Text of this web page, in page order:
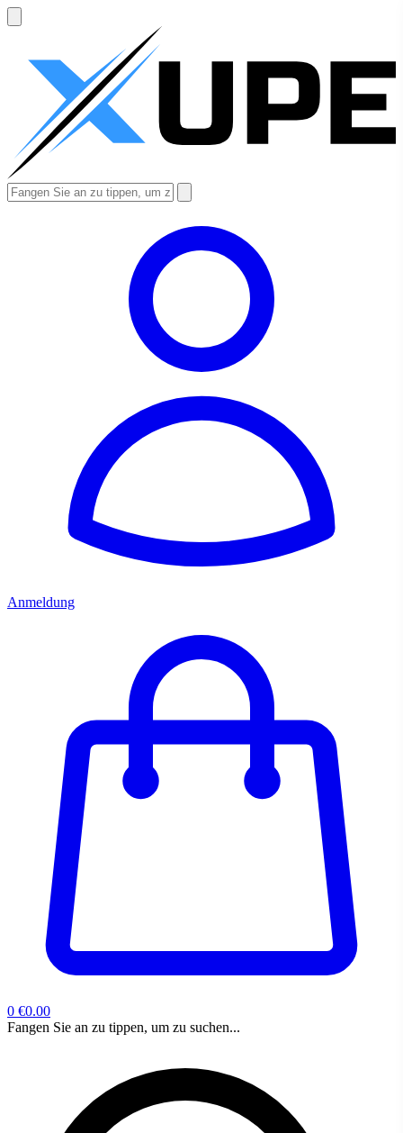
Anmeldung
0 €0.00
Fangen Sie an zu tippen, um zu suchen...